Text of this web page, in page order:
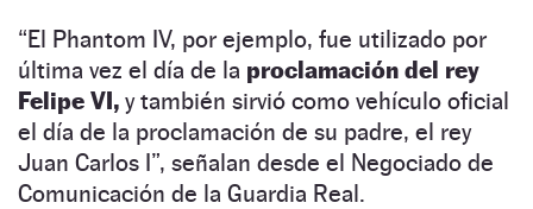
“El Phantom IV, por ejemplo, fue utilizado por
última vez el día de la proclamación del rey
Felipe VI, y también sirvió como vehículo oficial
el día de la proclamación de su padre, el rey
Juan Carlos I”, señalan desde el Negociado de
Comunicación de la Guardia Real.